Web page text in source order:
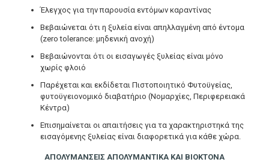
Έλεγχος για την παρουσία εντόμων καραντίνας
Βεβαιώνεται ότι η ξυλεία είναι απηλλαγμένη από έντομα
(zero tolerance: μηδενική ανοχή)
Βεβαιώνονται ότι οι εισαγωγές ξυλείας είναι μόνο
χωρίς φλοιό
Παρέχεται και εκδίδεται Πιστοποιητικό Φυτοϋγείας,
φυτοϋγειονομικό διαβατήριο (Νομαρχίες, Περιφερειακά
Κέντρα)
Επισημαίνεται οι απαιτήσεις για τα χαρακτηριστηκά της
εισαγόμενης ξυλείας είναι διαφορετικά για κάθε χώρα.
ΑΠΟΛΥΜΑΝΣΕΙΣ ΑΠΟΛΥΜΑΝΤΙΚΑ ΚΑΙ ΒΙΟΚΤΟΝΑ